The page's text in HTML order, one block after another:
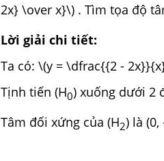
2x} \over x}\) . Tìm tọa độ
Lời giải chi tiết:
Ta có: \(y = \dfrac{{2 -
Tịnh tiến (H0) xuống dưới 2
Tâm đối xứng của (H2) là (0,